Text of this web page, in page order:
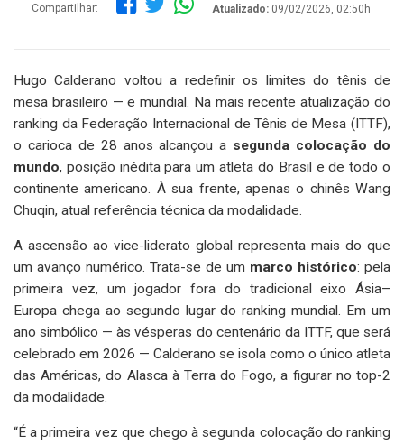
Compartilhar: Atualizado: 09/02/2026, 02:50h
Hugo Calderano voltou a redefinir os limites do tênis de
mesa brasileiro — e mundial. Na mais recente atualização do
ranking da Federação Internacional de Tênis de Mesa (ITTF),
o carioca de 28 anos alcançou a segunda colocação do
mundo, posição inédita para um atleta do Brasil e de todo o
continente americano. À sua frente, apenas o chinês Wang
Chuqin, atual referência técnica da modalidade.
A ascensão ao vice-liderato global representa mais do que
um avanço numérico. Trata-se de um marco histórico: pela
primeira vez, um jogador fora do tradicional eixo Ásia–
Europa chega ao segundo lugar do ranking mundial. Em um
ano simbólico — às vésperas do centenário da ITTF, que será
celebrado em 2026 — Calderano se isola como o único atleta
das Américas, do Alasca à Terra do Fogo, a figurar no top-2
da modalidade.
“É a primeira vez que chego à segunda colocação do ranking